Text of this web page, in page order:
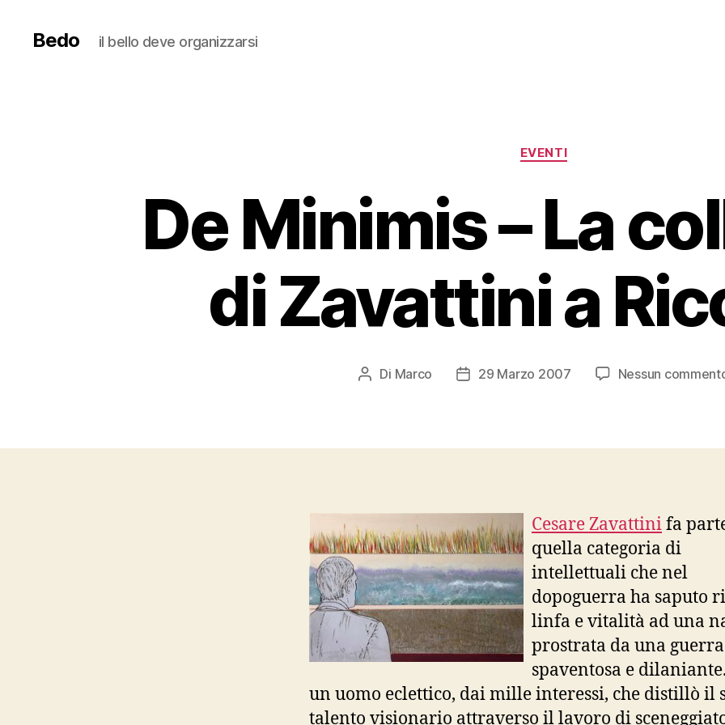
Bedo il bello deve organizzarsi
Categorie
EVENTI
De Minimis – La
di Zavattini a
Autore
Di Marco
Data29 Marzo 2007 Nessun
Cesare Zavattinifa
quella categoria di
intellettuali che nel
dopoguerra ha saputo
linfa e vitalità ad una
prostrata da una guerra
spaventosa e
un uomo eclettico, dai mille interessi, che distillò il
talento visionario attraverso il lavoro di